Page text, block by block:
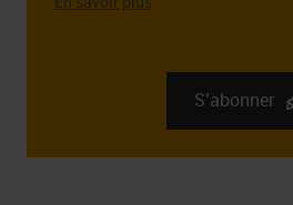
Sp. k., st. Dlugosza 2-6, 51 – 162
informations complètes sur
S’abonner